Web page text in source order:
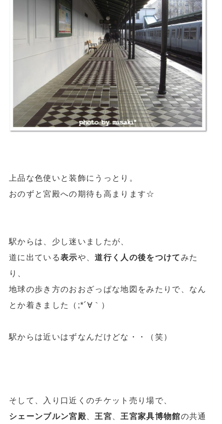
上品な色使いと装飾にうっとり。
おのずと宮殿への期待も高まります☆
駅からは、少し迷いましたが、
道に出ている表示や、道行く人の後をつけてみた
り、
地球の歩き方のおおざっぱな地図をみたりで、なん
とか着きました（;*´∀｀）
駅からは近いはずなんだけどな・・（笑）
そして、入り口近くのチケット売り場で、
シェーンブルン宮殿、 王宮 王宮家具博物館の共通